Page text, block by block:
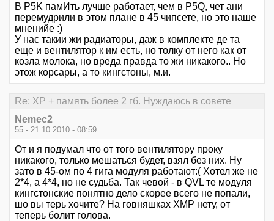
В P5K памИть лучше работает, чем в P5Q, чет ани
перемудрили в этом плане в 45 чипсете, но это наше
мненийе :)
У нас такии жи радиаторы, даж в комплекте де та
еще и вентилятор к им есть, но толку от него как от
козла молока, но вреда правда то жи никакого.. Но
этож корсары, а то кингстоны, м.и.
Re: XP + память более 2 гб. Нуждаюсь в совете
Nemec2
55 - 21.10.2010 - 08:59
От и я подумал что от того вентилятору проку
никакого, только мешаться будет, взял без них. Ну
зато в 45-ом по 4 гига модуля работают:( Хотел же не
2*4, а 4*4, но не судьба. Так чевой - в QVL те модуля
кингстонские понятно дело скорее всего не попали,
шо вы терь хочите? На говняшках XMP нету, от
теперь болит голова.